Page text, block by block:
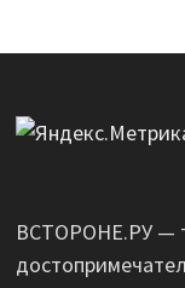
ВСТОРОНЕ.РУ —